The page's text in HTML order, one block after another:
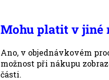
Mohu platit v jiné
Ano, v objednávkovém
možnost při nákupu
části.